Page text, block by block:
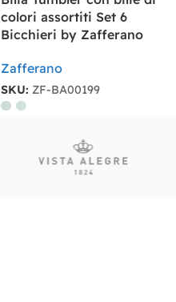
colori assortiti Set 6
Bicchieri by Zafferano
Zafferano
SKU: ZF-BA00199